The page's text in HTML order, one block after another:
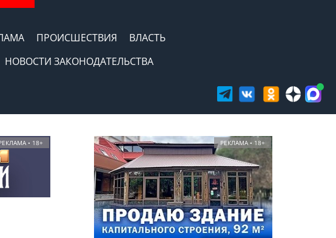
ПРОИСШЕСТВИЯ
ВЛАСТЬ
НОВОСТИ ЗАКОНОДАТЕЛЬСТВА
• 18+ РЕКЛАМА • 18+